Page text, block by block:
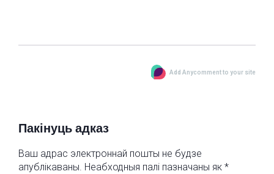
Add Anycomment to your site
Пакінуць адказ
Ваш адрас электроннай пошты не будзе
апублікаваны. Неабходныя палі пазначаны як *